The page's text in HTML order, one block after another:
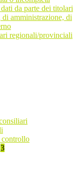
da parte dei titolari
amministrazione, di
regionali/provinciali
3